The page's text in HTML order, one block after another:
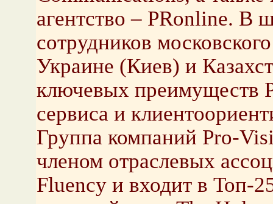
агентство – PRonline. В
сотрудников
Украине (Киев) и
ключевых преимуществ
сервиса и
Группа компаний Pro-
членом отраслевых
Fluency и входит в Топ-